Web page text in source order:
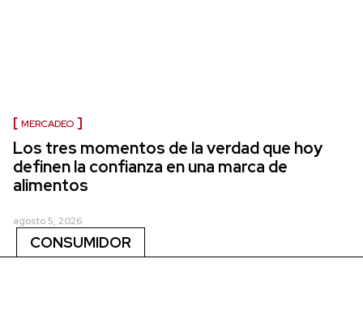
MERCADEO
Los tres momentos de la verdad que hoy
definen la confianza en una marca de
alimentos
agosto 5, 2026
CONSUMIDOR